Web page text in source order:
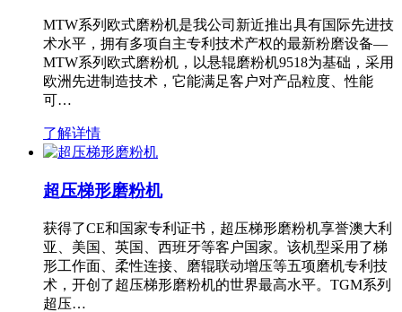
MTW系列欧式磨粉机是我公司新近推出具有国际先进技
术水平，拥有多项自主专利技术产权的最新粉磨设备—
MTW系列欧式磨粉机，以悬辊磨粉机9518为基础，采用
欧洲先进制造技术，它能满足客户对产品粒度、性能
可…
了解详情
超压梯形磨粉机
获得了CE和国家专利证书，超压梯形磨粉机享誉澳大利
亚、美国、英国、西班牙等客户国家。该机型采用了梯
形工作面、柔性连接、磨辊联动增压等五项磨机专利技
术，开创了超压梯形磨粉机的世界最高水平。TGM系列
超压…